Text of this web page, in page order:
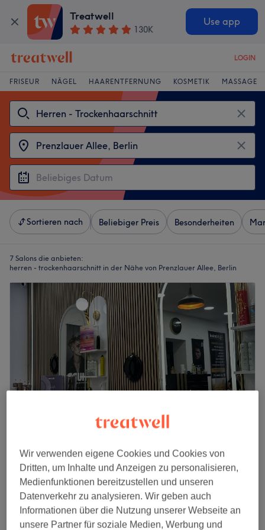
Treatwell
130K
Use app
LOGIN
FRISEUR NÄGEL HAARENTFERNUNG KOSMETIK MASSAGE
Sortieren nach Beliebiger Preis Besonderheiten
7 Salons die anbieten:
herren - trockenhaarschnitt in der Nähe von Prenzlauer Allee, Berlin
Diamond Hairstyle
4,6
108 Bewertungen
Prenzlauer Allee, Berlin
Auf Karte anzeigen
Herren - Waschen
5 Min.
Schnellansicht Saloninfos
Wir verwenden eigene Cookies und Cookies von
Dritten, um Inhalte und Anzeigen zu personalisieren,
Medienfunktionen bereitzustellen und unseren
Datenverkehr zu analysieren. Wir geben auch
Informationen über die Nutzung unserer Webseite an
unsere Partner für soziale Medien, Werbung und